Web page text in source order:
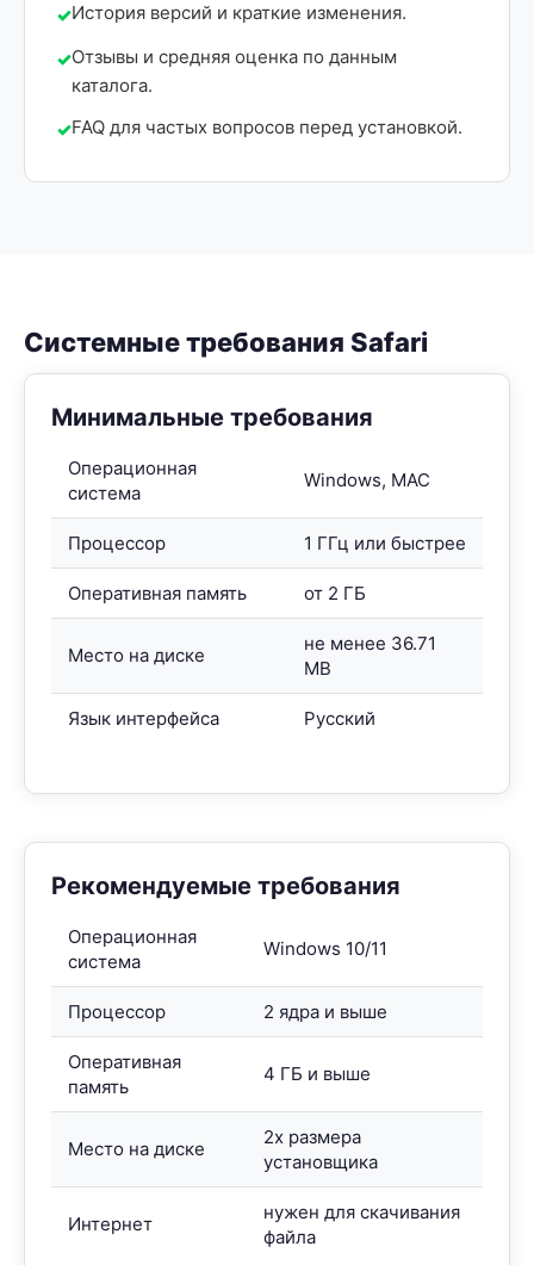
История версий и краткие изменения.
Отзывы и средняя оценка по данным
каталога.
FAQ для частых вопросов перед установкой.
Системные требования Safari
Минимальные требования
Операционная
система
Windows, MAC
Процессор 1 ГГц или быстрее
Оперативная память от 2 ГБ
Место на диске
не менее 36.71
MB
Язык интерфейса Русский
Рекомендуемые требования
Операционная
система
Windows 10/11
Процессор 2 ядра и выше
Оперативная
память
4 ГБ и выше
Место на диске
2x размера
установщика
Интернет
нужен для скачивания
файла